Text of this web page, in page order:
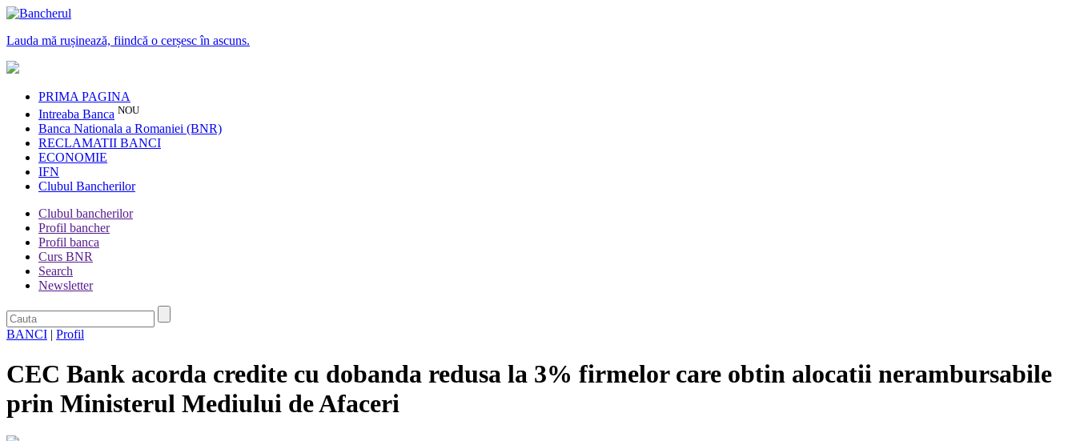
Lauda mă rușinează, fiindcă o cerșesc în ascuns.
PRIMA PAGINA
Intreaba Banca NOU
Banca Nationala a Romaniei (BNR)
RECLAMATII BANCI
ECONOMIE
IFN
Clubul Bancherilor
Clubul bancherilor
Profil bancher
Profil banca
Curs BNR
Search
Newsletter
BANCI | Profil
CEC Bank acorda credite cu dobanda redusa la 3% firmelor care obtin alocatii nerambursabile
prin Ministerul Mediului de Afaceri